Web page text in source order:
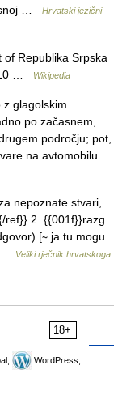
…
Hrvatski jezični
Republika Srpska
…
Wikipedia
glagolskim
po začasnem,
področju; pot,
na avtomobilu
nepoznate stvari,
2. {{001f}}razg.
[∼ ja tu mogu
…
Veliki rječnik hrvatskoga
18+
WordPress,